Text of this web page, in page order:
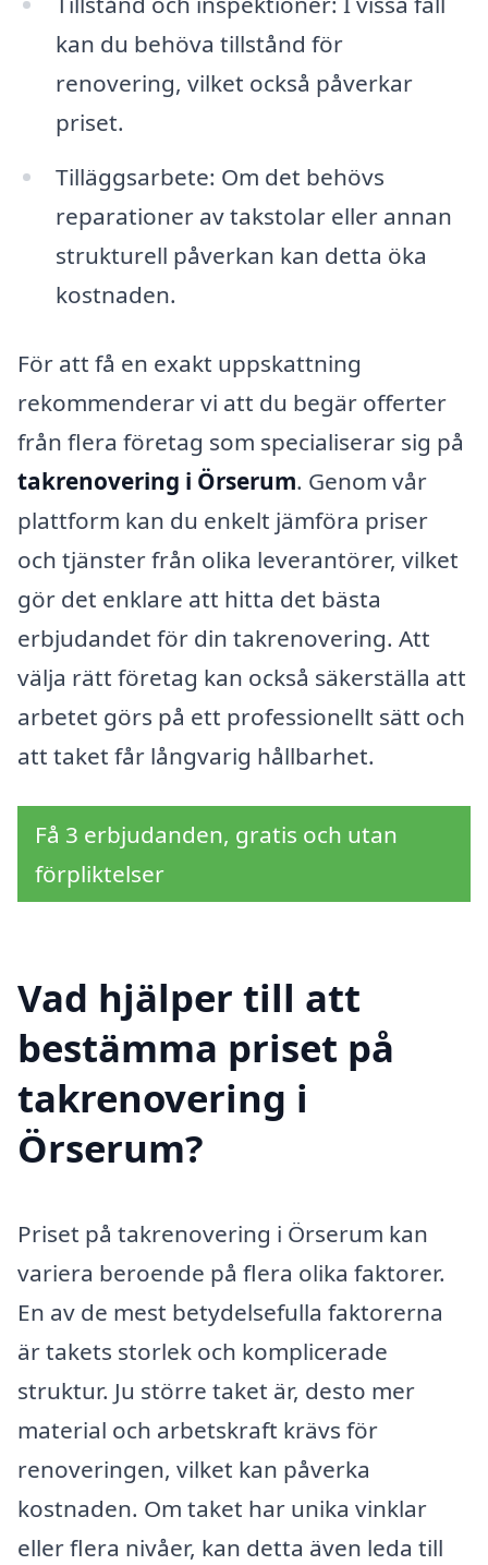
kan du behöva tillstånd för
renovering, vilket också påverkar
priset.
Tilläggsarbete: Om det behövs
reparationer av takstolar eller annan
strukturell påverkan kan detta öka
kostnaden.
För att få en exakt uppskattning
rekommenderar vi att du begär offerter
från flera företag som specialiserar sig på
takrenovering i Örserum. Genom vår
plattform kan du enkelt jämföra priser
och tjänster från olika leverantörer, vilket
gör det enklare att hitta det bästa
erbjudandet för din takrenovering. Att
välja rätt företag kan också säkerställa att
arbetet görs på ett professionellt sätt och
att taket får långvarig hållbarhet.
Få 3 erbjudanden, gratis och utan
förpliktelser
Vad hjälper till att
bestämma priset på
takrenovering i
Örserum?
Priset på takrenovering i Örserum kan
variera beroende på flera olika faktorer.
En av de mest betydelsefulla faktorerna
är takets storlek och komplicerade
struktur. Ju större taket är, desto mer
material och arbetskraft krävs för
renoveringen, vilket kan påverka
kostnaden. Om taket har unika vinklar
eller flera nivåer, kan detta även leda till